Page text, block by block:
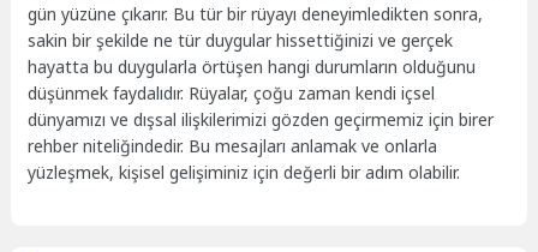
gün yüzüne çıkarır. Bu tür bir rüyayı deneyimledikten sonra,
sakin bir şekilde ne tür duygular hissettiğinizi ve gerçek
hayatta bu duygularla örtüşen hangi durumların olduğunu
düşünmek faydalıdır. Rüyalar, çoğu zaman kendi içsel
dünyamızı ve dışsal ilişkilerimizi gözden geçirmemiz için birer
rehber niteliğindedir. Bu mesajları anlamak ve onlarla
yüzleşmek, kişisel gelişiminiz için değerli bir adım olabilir.